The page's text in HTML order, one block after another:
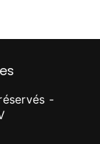
-